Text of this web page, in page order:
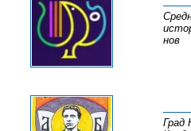
нов
Град